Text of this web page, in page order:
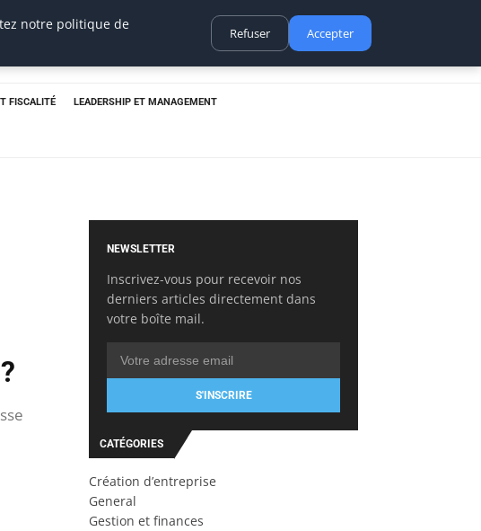
FISCALITÉ LEADERSHIP ET MANAGEMENT
NEWSLETTER
Inscrivez-vous pour recevoir nos
derniers articles directement dans
votre boîte mail.
S'INSCRIRE
CATÉGORIES
Création d’entreprise
General
Gestion et finances
notre politique de
Refuser Accepter